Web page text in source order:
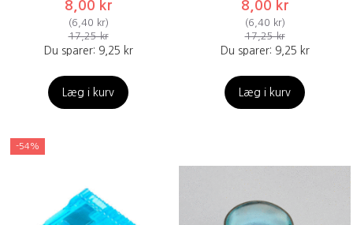
8,00 kr
(6,40 kr)
17,25 kr
Du sparer: 9,25 kr
Læg i kurv
8,00 kr
(6,40 kr)
17,25 kr
Du sparer: 9,25 kr
Læg i kurv
-54%